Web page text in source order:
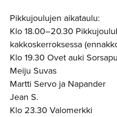
Pikkujoulujen aikataulu:
Klo 18.00–20.30
kakkoskerroksessa
Klo 19.30 Ovet auki
Meiju Suvas
Martti Servo ja Napander
Jean S.
Klo 23.30 Valomerkki